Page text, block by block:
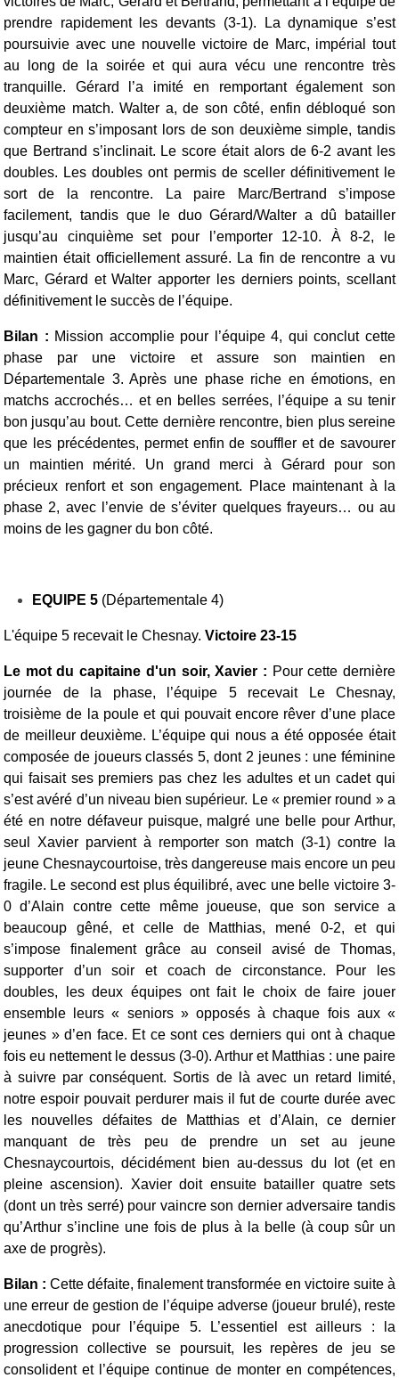
prendre rapidement les devants (3-1). La dynamique s’est
poursuivie avec une nouvelle victoire de Marc, impérial tout
au long de la soirée et qui aura vécu une rencontre très
tranquille. Gérard l’a imité en remportant également son
deuxième match. Walter a, de son côté, enfin débloqué son
compteur en s’imposant lors de son deuxième simple, tandis
que Bertrand s’inclinait. Le score était alors de 6-2 avant les
doubles. Les doubles ont permis de sceller définitivement le
sort de la rencontre. La paire Marc/Bertrand s’impose
facilement, tandis que le duo Gérard/Walter a dû batailler
jusqu’au cinquième set pour l’emporter 12-10. À 8-2, le
maintien était officiellement assuré. La fin de rencontre a vu
Marc, Gérard et Walter apporter les derniers points, scellant
définitivement le succès de l’équipe.
Bilan : Mission accomplie pour l’équipe 4, qui conclut cette
phase par une victoire et assure son maintien en
Départementale 3. Après une phase riche en émotions, en
matchs accrochés… et en belles serrées, l’équipe a su tenir
bon jusqu’au bout. Cette dernière rencontre, bien plus sereine
que les précédentes, permet enfin de souffler et de savourer
un maintien mérité. Un grand merci à Gérard pour son
précieux renfort et son engagement.
Place maintenant à la
phase 2, avec l’envie de s’éviter quelques frayeurs… ou au
moins de les gagner du bon côté.
EQUIPE 5 (Départementale 4)
L'équipe 5 recevait le Chesnay. Victoire 23-15
Le mot du capitaine d'un soir, Xavier : Pour cette dernière
journée de la phase, l’équipe 5 recevait Le Chesnay,
troisième de la poule et qui pouvait encore rêver d’une place
de meilleur deuxième. L’équipe qui nous a été opposée était
composée de joueurs classés 5, dont 2 jeunes : une féminine
qui faisait ses premiers pas chez les adultes et un cadet qui
s’est avéré d’un niveau bien supérieur. Le « premier round » a
été en notre défaveur puisque, malgré une belle pour Arthur,
seul Xavier parvient à remporter son match (3-1) contre la
jeune Chesnaycourtoise, très dangereuse mais encore un peu
fragile. Le second est plus équilibré, avec une belle victoire 3-
0 d’Alain contre cette même joueuse, que son service a
beaucoup gêné, et celle de Matthias, mené 0-2, et qui
s’impose finalement grâce au conseil avisé de Thomas,
supporter d’un soir et coach de circonstance. Pour les
doubles, les deux équipes ont fait le choix de faire jouer
ensemble leurs « seniors » opposés à chaque fois aux «
jeunes » d’en face. Et ce sont ces derniers qui ont à chaque
fois eu nettement le dessus (3-0). Arthur et Matthias : une paire
à suivre par conséquent. Sortis de là avec un retard limité,
notre espoir pouvait perdurer mais il fut de courte durée avec
les nouvelles défaites de Matthias et d’Alain, ce dernier
manquant de très peu de prendre un set au jeune
Chesnaycourtois, décidément bien au-dessus du lot (et en
pleine ascension). Xavier doit ensuite batailler quatre sets
(dont un très serré) pour vaincre son dernier adversaire tandis
qu’Arthur s’incline une fois de plus à la belle (à coup sûr un
axe de progrès).
Bilan : Cette défaite, finalement transformée en victoire suite à
une erreur de gestion de l’équipe adverse (joueur brulé), reste
anecdotique pour l’équipe 5. L’essentiel est ailleurs : la
progression collective se poursuit, les repères de jeu se
consolident et l’équipe continue de monter en compétences,